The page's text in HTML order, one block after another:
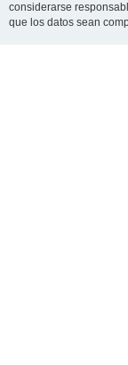
considerarse
que los datos sean